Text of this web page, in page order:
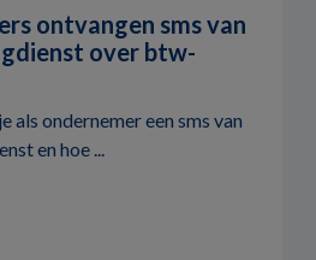
ontvangen sms van
over btw-
als ondernemer een sms van
en hoe ...